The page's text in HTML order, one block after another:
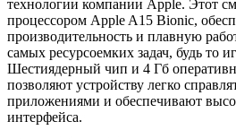
технологии компании Apple. Этот
процессором Apple A15 Bionic,
производительность и плавную
самых ресурсоемких задач, будь то
Шестиядерный чип и 4 Гб
позволяют устройству легко
приложениями и обеспечивают
интерфейса.